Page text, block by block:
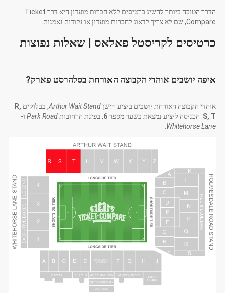
הדרך הטובה ביותר להשיג כרטיסים ללא חברות מועדון היא דרך Ticket
Compare, שם לא צריך לדאוג לחברות מועדון או נקודות נאמנות.
כרטיסים לקריסטל פאלאס | שאלות נפוצות
איפה יושבים אוהדי הקבוצה האורחת בסלהרסט פארק?
אוהדי הקבוצה האורחת יושבים ביציע הישןArthur Wait Stand, בבלוקים R,
S, T . הכניסה ליציע נמצאת בשער מספר6, בפינת הרחובות Park Road ו-
Whitehorse Lane